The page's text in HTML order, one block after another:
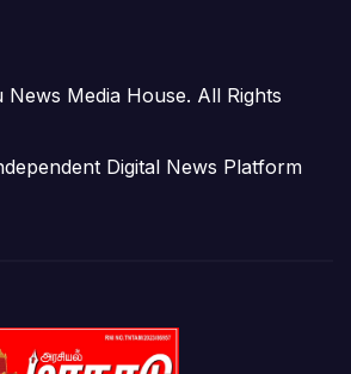
Media House. All Rights
Digital News Platform